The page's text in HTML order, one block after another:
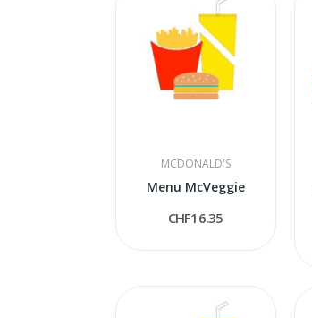
MCDONALD'S
Menu McVeggie
CHF16.35